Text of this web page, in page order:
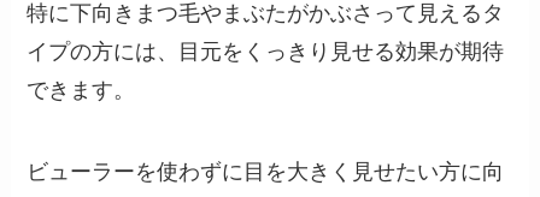
特に下向きまつ毛やまぶたがかぶさって見えるタ
イプの方には、目元をくっきり見せる効果が期待
できます。
ビューラーを使わずに目を大きく見せたい方に向